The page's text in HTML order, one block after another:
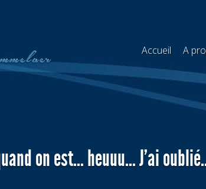
Accueil A
on est… heuuu… J’ai